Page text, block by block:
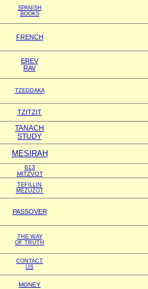
SPANISH
BOOKS
FRENCH
EREV
RAV
TZEDDAKA
TZITZIT
TANACH
STUDY
MESIRAH
613
MITZVOT
TEFILLIN
MEZUZOT
PASSOVER
THE WAY
OF TRUTH
CONTACT
US
MONEY